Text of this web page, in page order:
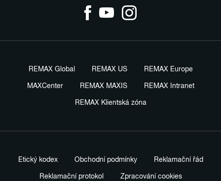
REMAX Global REMAX US REMAX Europe
MAXCenter REMAX MAXIS REMAX Intranet
REMAX Klientská zóna
Etický kodex Obchodní podmínky Reklamační řád
Reklamační protokol Zpracování cookies